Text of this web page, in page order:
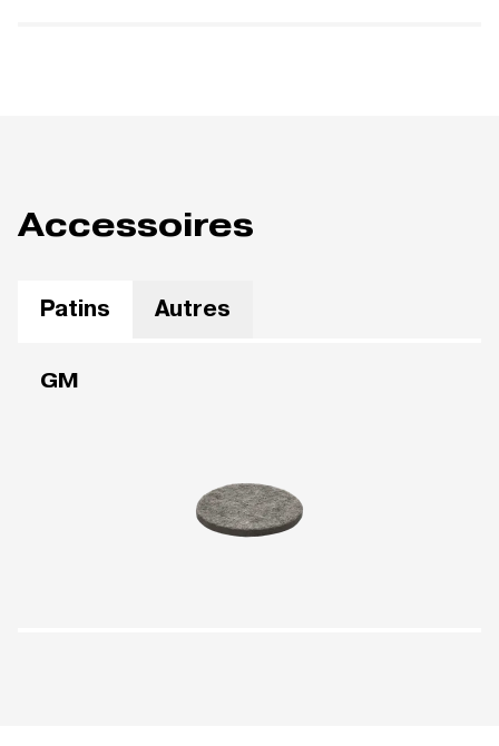
Accessoires
Patins Autres
GM